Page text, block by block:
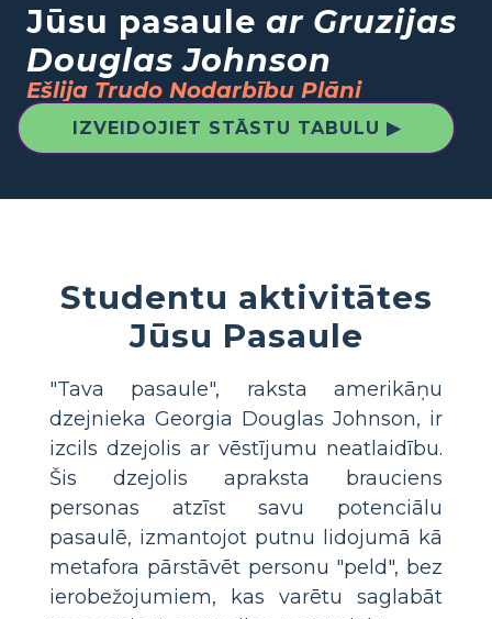
Jūsu pasaule ar Gruzijas
Douglas Johnson
Ešlija Trudo Nodarbību Plāni
IZVEIDOJIET STĀSTU TABULU ▶
Studentu aktivitātes
Jūsu Pasaule
"Tava pasaule", raksta amerikāņu
dzejnieka Georgia Douglas Johnson, ir
izcils dzejolis ar vēstījumu neatlaidību.
Šis dzejolis apraksta brauciens
personas atzīst savu potenciālu
pasaulē, izmantojot putnu lidojumā kā
metafora pārstāvēt personu "peld", bez
ierobežojumiem, kas varētu saglabāt